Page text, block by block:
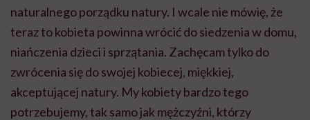
naturalnego porządku natury. I wcale nie mówię, że
teraz to kobieta powinna wrócić do siedzenia w domu,
niańczenia dzieci i sprzątania. Zachęcam tylko do
zwrócenia się do swojej kobiecej, miękkiej,
akceptującej natury. My kobiety bardzo tego
potrzebujemy, tak samo jak mężczyźni, którzy